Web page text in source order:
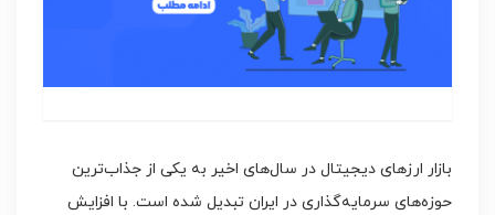
بازار ارزهای دیجیتال در سال‌های اخیر به یکی از جذاب‌ترین
حوزه‌های سرمایه‌گذاری در ایران تبدیل شده است. با افزایش